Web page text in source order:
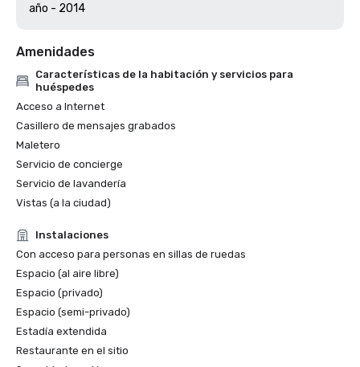
Amenidades
Características de la habitación y servicios para
huéspedes
Acceso a Internet
Casillero de mensajes grabados
Maletero
Servicio de concierge
Servicio de lavandería
Vistas (a la ciudad)
Instalaciones
Con acceso para personas en sillas de ruedas
Espacio (al aire libre)
Espacio (privado)
Espacio (semi-privado)
Estadía extendida
Restaurante en el sitio